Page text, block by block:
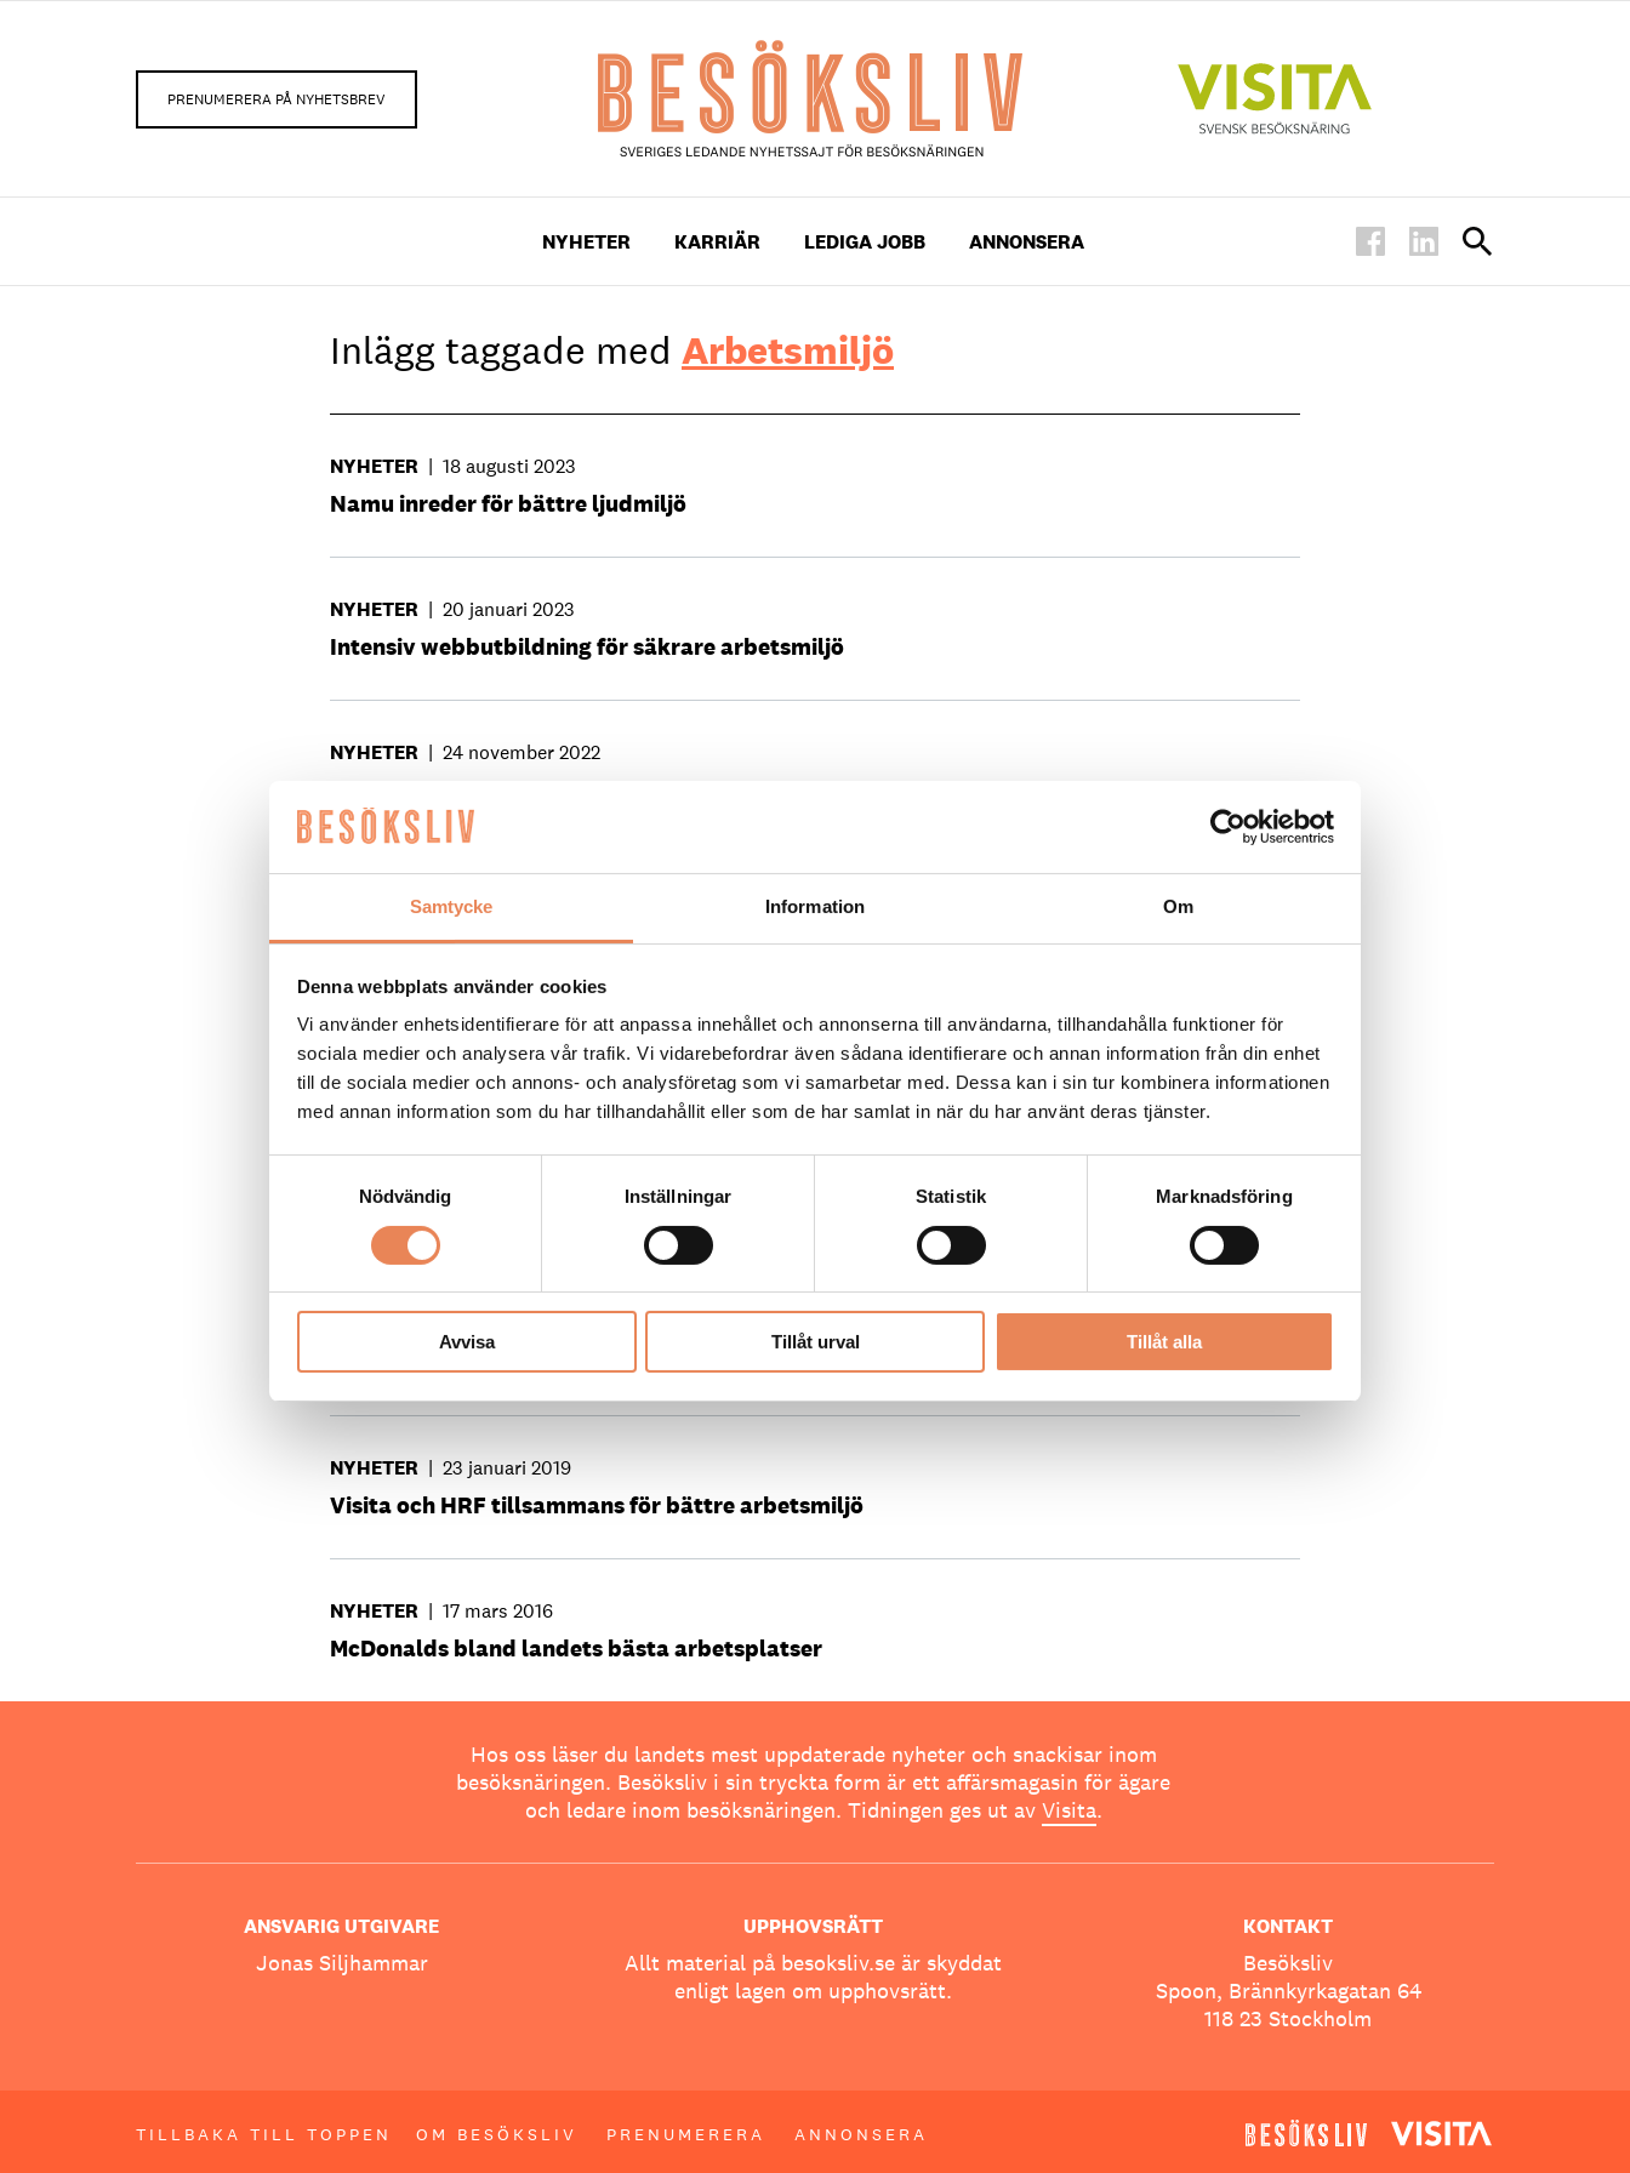
Samtycke Information Om
Denna webbplats använder cookies
Vi använder enhetsidentifierare för att anpassa innehållet och annonserna till användarna, tillhandahålla funktioner för
sociala medier och analysera vår trafik. Vi vidarebefordrar även sådana identifierare och annan information från din enhet
till de sociala medier och annons- och analysföretag som vi samarbetar med. Dessa kan i sin tur kombinera informationen
med annan information som du har tillhandahållit eller som de har samlat in när du har använt deras tjänster.
Nödvändig
Inställningar Statistik Marknadsföring
Avvisa Tillåt urval Tillåt alla
PRENUMERERA PÅ NYHETSBREV
NYHETER KARRIÄR LEDIGA JOBB ANNONSERA
Inlägg taggade med Arbetsmiljö
NYHETER | 18 augusti 2023
Namu inreder för bättre ljudmiljö
NYHETER | 20 januari 2023
Intensiv webbutbildning för säkrare arbetsmiljö
NYHETER | 24 november 2022
NYHETER 6 oktober 2021
”Möjligheten att utvecklas kräver ett aktivt jobb från chefer”
NYHETER | 20 april 2021
Forskare utreder hur pandemin påverkat anställda
”En schysst arbetsmiljö är viktigast”
”En perfekt klangbotten att arbeta vidare med”
NYHETER | 23 januari 2019
Visita och HRF tillsammans för bättre arbetsmiljö
NYHETER | 17 mars 2016
McDonalds bland landets bästa arbetsplatser
Hos oss läser du landets mest uppdaterade nyheter och snackisar inom
besöksnäringen. Besöksliv i sin tryckta form är ett affärsmagasin för ägare
och ledare inom besöksnäringen. Tidningen ges ut av Visita.
ANSVARIG UTGIVARE
Jonas Siljhammar
UPPHOVSRÄTT
Allt material på besoksliv.se är skyddat
enligt lagen om upphovsrätt.
KONTAKT
Besöksliv
Spoon, Brännkyrkagatan 64
118 23 Stockholm
TILLBAKA TILL TOPPEN OM BESÖKSLIV PRENUMERERA ANNONSERA